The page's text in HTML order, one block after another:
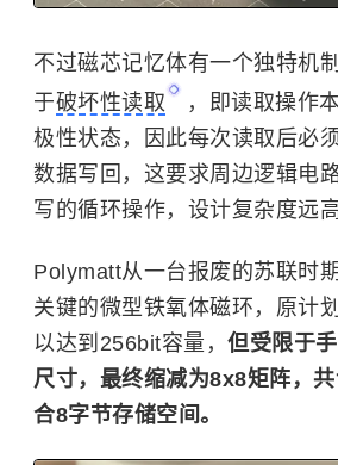
不过磁芯记忆体有一个独特机
于破坏性读取
，即读取操作
极性状态，因此每次读取后必
数据写回，这要求周边逻辑电
写的循环操作，设计复杂度远
Polymatt从一台报废的苏联时
关键的微型铁氧体磁环，原计
以达到256bit容量， 但受限于
尺寸，最终缩减为8x8矩阵，
合8字节存储空间。